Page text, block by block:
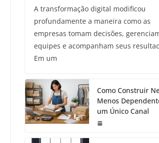
A transformação digital modificou
profundamente a maneira como as
empresas tomam decisões,
equipes e acompanham seus
Em um
Como Construir
Menos
um Único Canal